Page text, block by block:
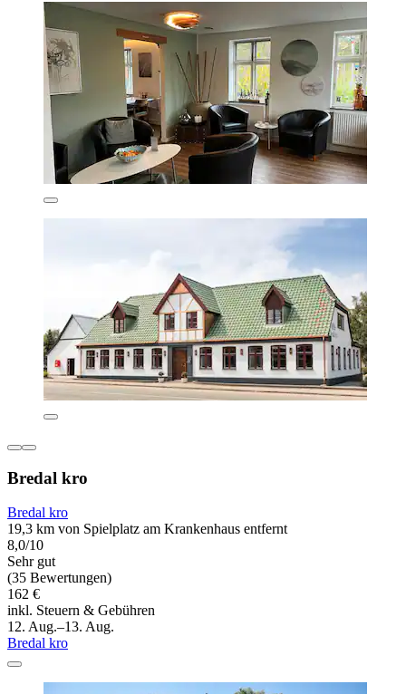
Bredal kro
Bredal kro
19,3 km von Spielplatz am Krankenhaus entfernt
8,0/10
Sehr gut
(35 Bewertungen)
162 €
inkl. Steuern & Gebühren
12. Aug.–13. Aug.
Bredal kro